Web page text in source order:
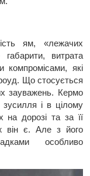
ям, «лежачих
габарити, витрата
які
Що стосується
зауважень. Кермо
зусилля і в цілому
на дорозі та за її
він є. Але з його
особливо